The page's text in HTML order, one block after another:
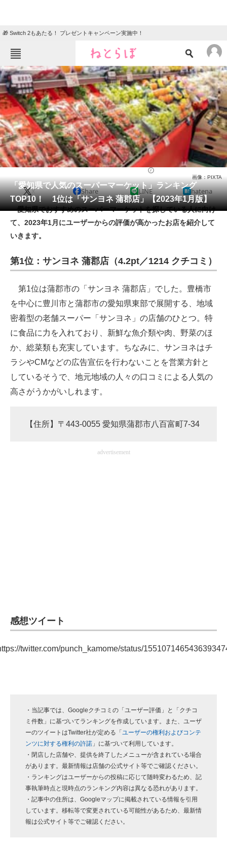
🎁 Switch 2もあたる！ プレゼントキャンペーン実施中！
ねとらぼメニュー
TOP ニュース
エンタメ クイズ
グルメ 地域
住まい 教育・育児
動物 リサーチ
会員記事
メディア
注目記事を集めた総合ページ
スマホと通信の最新トレンド
進化するPCとデバイスの未来
好きが集まる 比べて選べる
ビジネスと働き方のヒント
AI活用のいまが分かる
企業ITのトレンドを詳説
マーケ×ITの今がよく分かる
建設×テクノロジーの最前線
「愛知県で人気のスーパーマーケット」ランキング
TOP10！ 1位は「サンヨネ 蒲郡店」【2023年1月版】
画像：PIXTA
X Share LINE hatena
愛知県でおすすめのスーパーマーケットを探している人に向け
て、2023年1月にユーザーからの評価が高かったお店を紹介して
いきます。
第1位：サンヨネ 蒲郡店（4.2pt／1214 クチコミ）
第1位は蒲郡市の「サンヨネ 蒲郡店」でした。豊橋市
を中心に豊川市と蒲郡市の愛知県東部で展開する、地域
密着型の老舗スーパー「サンヨネ」の店舗のひとつ。特
に食品に力を入れており、新鮮な魚介類や肉、野菜のほ
か、総菜類も充実しています。ちなみに、サンヨネはチ
ラシやCMなどの広告宣伝を行わないことを営業方針と
しているそうで、地元地域の人々の口コミによる人気の
高さがうかがいしれます。
【住所】〒443-0055 愛知県蒲郡市八百富町7-34
advertisement
感想ツイート
twitter.com/punch_kamome/status/
・当記事では、Googleクチコミの「ユーザー評価」と「クチコ
ミ件数」に基づいてランキングを作成しています。また、ユーザ
ーのツイートはTwitter社が定める「 ユーザーの権利およびコンテ
ンツに対する権利の許諾 」に基づいて利用しています。
・閉店した店舗や、提供を終了したメニューが含まれている場合
があります。最新情報は店舗の公式サイト等でご確認ください。
・ランキングはユーザーからの投稿に応じて随時変わるため、記
事執筆時点と現時点のランキング内容は異なる恐れがあります。
・記事中の住所は、Googleマップに掲載されている情報を引用
しています。移転等で変更されている可能性があるため、最新情
報は公式サイト等でご確認ください。